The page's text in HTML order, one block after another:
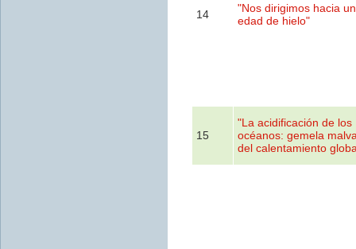
14
"Nos dirigimos hacia
edad de hielo"
15
"La acidificación de los
océanos: gemela
del calentamiento